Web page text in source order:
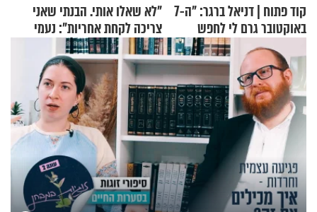
קוד פתוח | דניאל ברגר: "ה-7
באוקטובר גרם לי לחפש
תשובות"
"לא שאלו אותי. הבנתי שאני
צריכה לקחת אחריות": נעמי
בנט בריאיון אישי